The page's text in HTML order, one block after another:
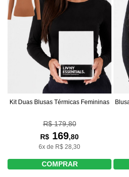
Kit Duas Blusas Térmicas Femininas
R$ 179,80
R$ 169,80
6x de R$ 28,30
COMPRAR